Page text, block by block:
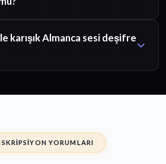
karışık Almanca sesi deşifre
YORUMLARI